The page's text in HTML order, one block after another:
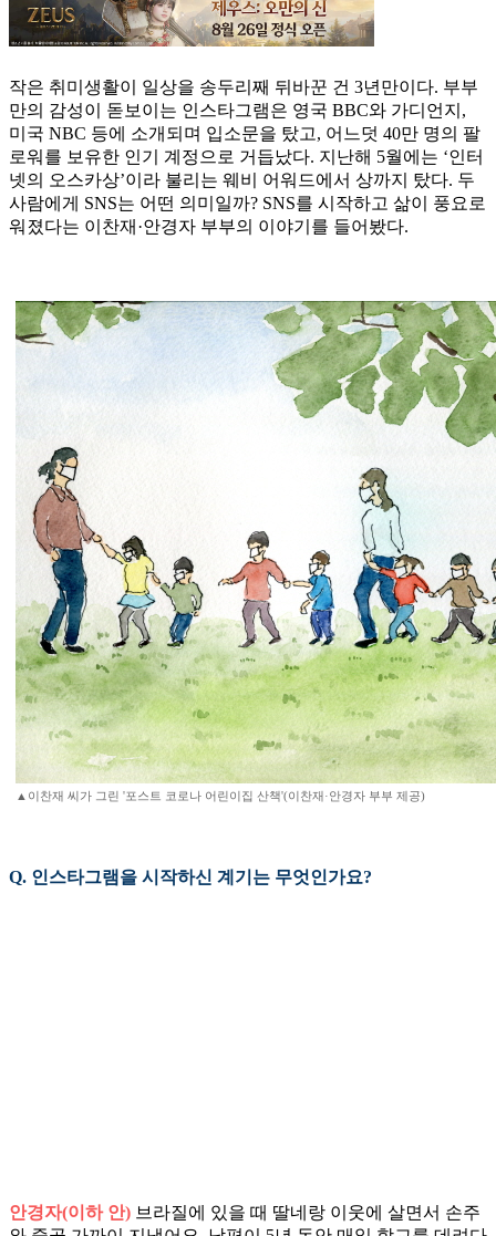
작은 취미생활이 일상을 송두리째 뒤바꾼 건 3년만이다. 부부
만의 감성이 돋보이는 인스타그램은 영국 BBC와 가디언지,
미국 NBC 등에 소개되며 입소문을 탔고, 어느덧 40만 명의 팔
로워를 보유한 인기 계정으로 거듭났다. 지난해 5월에는 ‘인터
넷의 오스카상’이라 불리는 웨비 어워드에서 상까지 탔다. 두
사람에게 SNS는 어떤 의미일까? SNS를 시작하고 삶이 풍요로
워졌다는 이찬재·안경자 부부의 이야기를 들어봤다.
▲이찬재 씨가 그린 '포스트 코로나 어린이집 산책'(이찬재·안경자 부부 제공)
Q. 인스타그램을 시작하신 계기는 무엇인가요?
안경자(이하 안) 브라질에 있을 때 딸네랑 이웃에 살면서 손주